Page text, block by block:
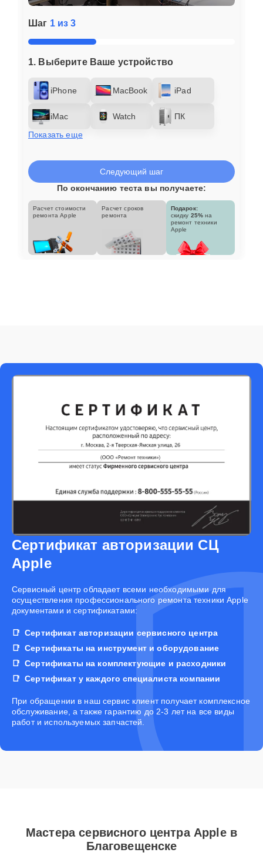
Шаг 1 из 3
1. Выберите Ваше устройство
iPhone MacBook iPad
iMac Watch
ПК
Показать еще
Следующий шаг
По окончанию теста вы получаете:
Расчет стоимости
ремонта Apple
Расчет сроков
ремонта
Подарок:
скидку 25% на
ремонт техники
Apple
Сертификат авторизации СЦ
Apple
Cервисный центр обладает всеми необходимыми для
осуществления профессионального ремонта техники Apple
документами и сертификатами:
Сертификат авторизации сервисного центра
Сертификаты на инструмент и оборудование
Сертификаты на комплектующие и расходники
Сертификат у каждого специалиста компании
При обращении в наш сервис клиент получает комплексное
обслуживание, а также гарантию до 2-3 лет на все виды
работ и используемых запчастей.
Мастера сервисного центра Apple в
Благовещенске